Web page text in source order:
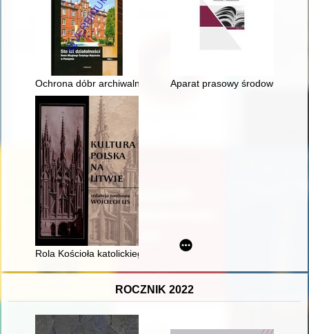
Ochrona dóbr archiwalnych w Polskiej Prowincji Zgromadzenia
Aparat prasowy środowisk
Rola Kościoła katolickiego w zachowaniu kultury polskiej na
ROCZNIK 2022